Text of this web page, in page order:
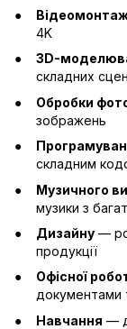
4K
3D-
складних сцен
Обробки
зображень
складним
Музичного
музики з
Дизайну —
продукції
Офісної
документами
Навчання —